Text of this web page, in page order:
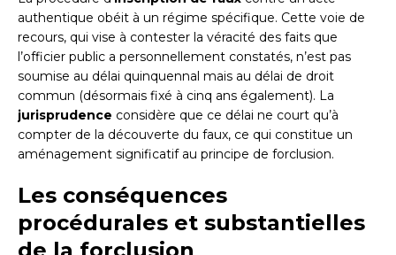
authentique obéit à un régime spécifique. Cette voie de
recours, qui vise à contester la véracité des faits que
l’officier public a personnellement constatés, n’est pas
soumise au délai quinquennal mais au délai de droit
commun (désormais fixé à cinq ans également). La
jurisprudence considère que ce délai ne court qu’à
compter de la découverte du faux, ce qui constitue un
aménagement significatif au principe de forclusion.
Les conséquences
procédurales et substantielles